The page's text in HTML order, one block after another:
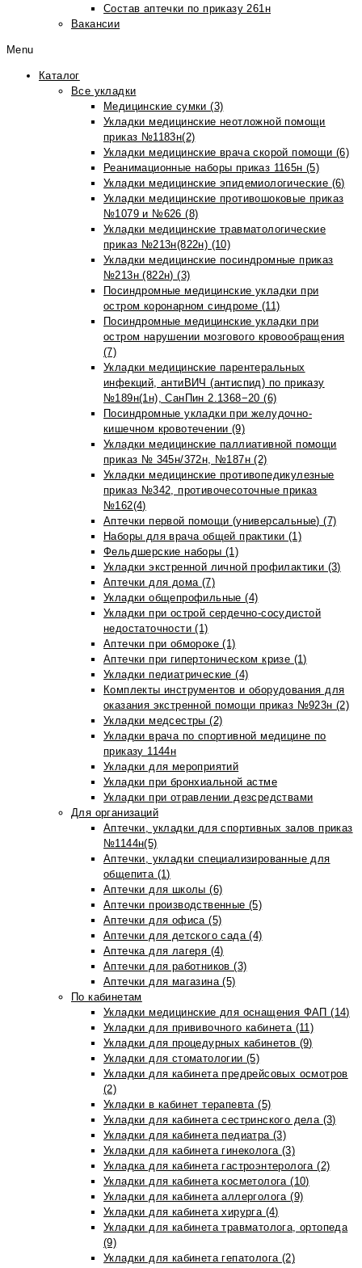
Состав аптечки по приказу 261н
Вакансии
Menu
Каталог
Все укладки
Медицинские сумки (3)
Укладки медицинские неотложной помощи
приказ №1183н(2)
Укладки медицинские врача скорой помощи (6)
Реанимационные наборы приказ 1165н (5)
Укладки медицинские эпидемиологические (6)
Укладки медицинские противошоковые приказ
№1079 и №626 (8)
Укладки медицинские травматологические
приказ №213н(822н) (10)
Укладки медицинские посиндромные приказ
№213н (822н) (3)
Посиндромные медицинские укладки при
остром коронарном синдроме (11)
Посиндромные медицинские укладки при
остром нарушении мозгового кровообращения
(7)
Укладки медицинские парентеральных
инфекций, антиВИЧ (антиспид) по приказу
№189н(1н), СанПин 2.1368−20 (6)
Посиндромные укладки при желудочно-
кишечном кровотечении (9)
Укладки медицинские паллиативной помощи
приказ № 345н/372н, №187н (2)
Укладки медицинские противопедикулезные
приказ №342, противочесоточные приказ
№162(4)
Аптечки первой помощи (универсальные) (7)
Наборы для врача общей практики (1)
Фельдшерские наборы (1)
Укладки экстренной личной профилактики (3)
Аптечки для дома (7)
Укладки общепрофильные (4)
Укладки при острой сердечно-сосудистой
недостаточности (1)
Аптечки при обмороке (1)
Аптечки при гипертоническом кризе (1)
Укладки педиатрические (4)
Комплекты инструментов и оборудования для
оказания экстренной помощи приказ №923н (2)
Укладки медсестры (2)
Укладки врача по спортивной медицине по
приказу 1144н
Укладки для мероприятий
Укладки при бронхиальной астме
Укладки при отравлении дезсредствами
Для организаций
Аптечки, укладки для спортивных залов приказ
№1144н(5)
Аптечки, укладки специализированные для
общепита (1)
Аптечки для школы (6)
Аптечки производственные (5)
Аптечки для офиса (5)
Аптечки для детского сада (4)
Аптечка для лагеря (4)
Аптечки для работников (3)
Аптечки для магазина (5)
По кабинетам
Укладки медицинские для оснащения ФАП (14)
Укладки для прививочного кабинета (11)
Укладки для процедурных кабинетов (9)
Укладки для стоматологии (5)
Укладки для кабинета предрейсовых осмотров
(2)
Укладки в кабинет терапевта (5)
Укладки для кабинета сестринского дела (3)
Укладки для кабинета педиатра (3)
Укладки для кабинета гинеколога (3)
Укладка для кабинета гастроэнтеролога (2)
Укладки для кабинета косметолога (10)
Укладки для кабинета аллерголога (9)
Укладки для кабинета хирурга (4)
Укладки для кабинета травматолога, ортопеда
(9)
Укладки для кабинета гепатолога (2)